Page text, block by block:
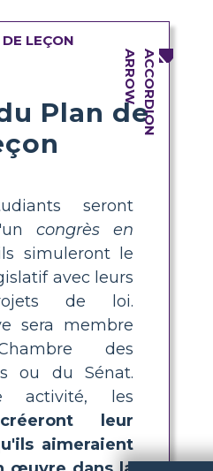
LEÇON
Plan de
seront
congrès en
simuleront le
avec leurs
de loi.
sera membre
des
ou du Sénat.
activité, les
créeront leur
aimeraient